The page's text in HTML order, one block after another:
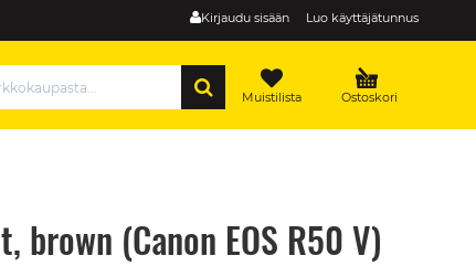
Kirjaudu sisään Luo käyttäjätunnus
Ostoskori
Muistilista
brown (Canon EOS R50 V)